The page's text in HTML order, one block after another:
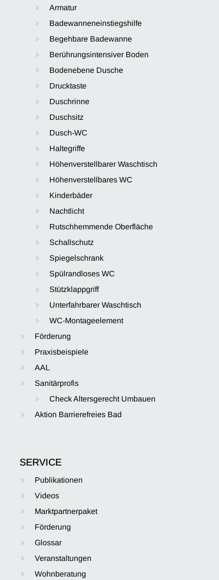
Armatur
Badewanneneinstiegshilfe
Begehbare Badewanne
Berührungsintensiver Boden
Bodenebene Dusche
Drucktaste
Duschrinne
Duschsitz
Dusch-WC
Haltegriffe
Höhenverstellbarer Waschtisch
Höhenverstellbares WC
Kinderbäder
Nachtlicht
Rutschhemmende Oberfläche
Schallschutz
Spiegelschrank
Spülrandloses WC
Stützklappgriff
Unterfahrbarer Waschtisch
WC-Montageelement
Förderung
Praxisbeispiele
AAL
Sanitärprofis
Check Altersgerecht Umbauen
Aktion Barrierefreies Bad
SERVICE
Publikationen
Videos
Marktpartnerpaket
Förderung
Glossar
Veranstaltungen
Wohnberatung